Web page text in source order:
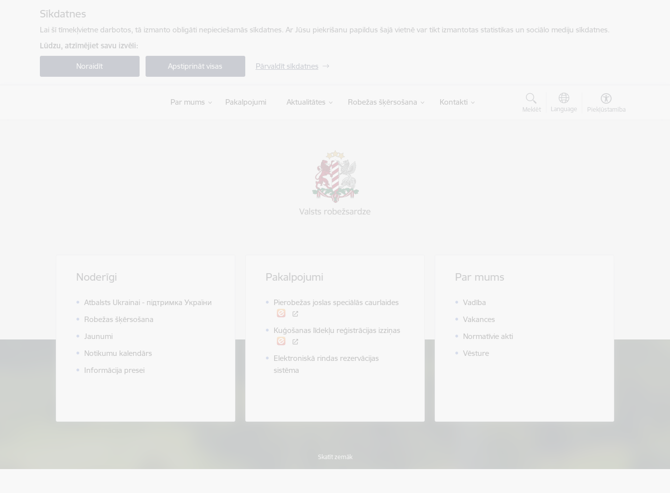
Sīkdatnes
Lai šī tīmekļvietne darbotos, tā izmanto obligāti nepieciešamās sīkdatnes. Ar Jūsu piekrišanu papildus šajā vietnē var tikt izmantotas statistikas un sociālo mediju sīkdatnes.
Lūdzu, atzīmējiet savu izvēli:
Noraidīt Apstiprināt visas Pārvaldīt sīkdatnes
Par mums Pakalpojumi Aktualitātes Robežas šķērsošana Kontakti
Meklēt Language Piekļūstamība
Noderīgi
Atbalsts Ukrainai - підтримка України
Robežas šķērsošana
Jaunumi
Notikumu kalendārs
Informācija presei
Pakalpojumi
Pierobežas joslas speciālās caurlaides
Kuģošanas līdekļu reģistrācijas izziņas
Elektroniskā rindas rezervācijas
sistēma
Par mums
Vadība
Vakances
Normatīvie akti
Vēsture
Skatīt zemāk